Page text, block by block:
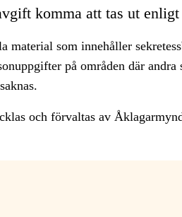
komma att tas ut
material som innehåller
på områden där andra
och förvaltas av